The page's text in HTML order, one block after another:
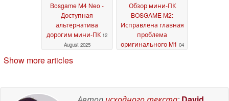
Bosgame M4 Neo -
Доступная
альтернатива
дорогим мини-ПК 12
August 2025
Обзор мини-ПК
BOSGAME M2:
Исправлена главная
проблема
оригинального M1 04
Show more articles